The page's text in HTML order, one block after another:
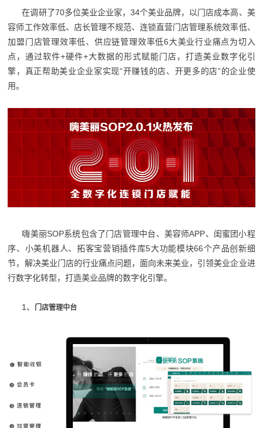
在调研了70多位美业企业家，34个美业品牌，以门店成本高、美
容师工作效率低、店长管理不规范、连锁直营门店管理系统效率低、
加盟门店管理效率低、供应链管理效率低6大美业行业痛点为切入
点，通过软件+硬件+大数据的形式赋能门店，打造美业数字化引
擎，真正帮助美业企业家实现“开赚钱的店、开更多的店”的企业使
用。
嗨美丽SOP系统包含了门店管理中台、美容师APP、闺蜜团小程
序、小美机器人、拓客宝营销插件库5大功能模块66个产品创新细
节，解决美业门店的行业痛点问题，面向未来美业，引领美业企业进
行数字化转型，打造美业品牌的数字化引擎。
1、 门店管理中台